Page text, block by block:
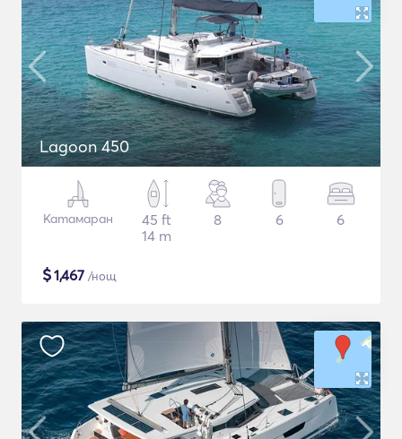
Lagoon 450
Катамаран
45 ft
14 m
8 6 6
$1,467 /нощ